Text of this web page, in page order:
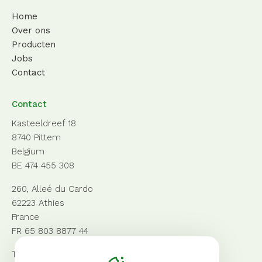
Home
Over ons
Producten
Jobs
Contact
Contact
Kasteeldreef 18
8740 Pittem
Belgium
BE 474 455 308
260, Alleé du Cardo
62223 Athies
France
FR 65 803 8877 44
Tel: